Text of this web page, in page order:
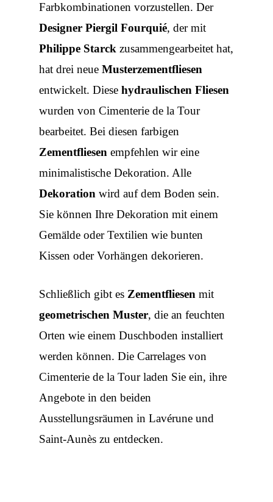
Farbkombinationen vorzustellen. Der
Designer Piergil Fourquié, der mit
Philippe Starck zusammengearbeitet hat,
hat drei neue Musterzementfliesen
entwickelt. Diese hydraulischen Fliesen
wurden von Cimenterie de la Tour
bearbeitet. Bei diesen farbigen
Zementfliesen empfehlen wir eine
minimalistische Dekoration. Alle
Dekoration wird auf dem Boden sein.
Sie können Ihre Dekoration mit einem
Gemälde oder Textilien wie bunten
Kissen oder Vorhängen dekorieren.
Schließlich gibt es Zementfliesen mit
geometrischen Muster, die an feuchten
Orten wie einem Duschboden installiert
werden können. Die Carrelages von
Cimenterie de la Tour laden Sie ein, ihre
Angebote in den beiden
Ausstellungsräumen in Lavérune und
Saint-Aunès zu entdecken.